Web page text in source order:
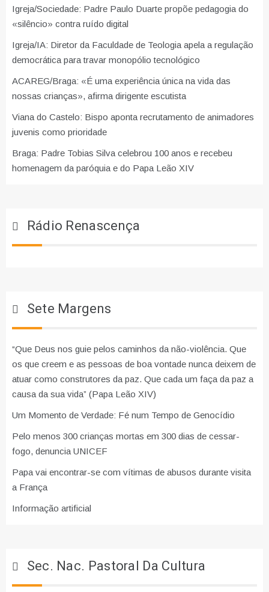
Igreja/Sociedade: Padre Paulo Duarte propõe pedagogia do
«silêncio» contra ruído digital
Igreja/IA: Diretor da Faculdade de Teologia apela a regulação
democrática para travar monopólio tecnológico
ACAREG/Braga: «É uma experiência única na vida das
nossas crianças», afirma dirigente escutista
Viana do Castelo: Bispo aponta recrutamento de animadores
juvenis como prioridade
Braga: Padre Tobias Silva celebrou 100 anos e recebeu
homenagem da paróquia e do Papa Leão XIV
Rádio Renascença
Sete Margens
“Que Deus nos guie pelos caminhos da não-violência. Que
os que creem e as pessoas de boa vontade nunca deixem de
atuar como construtores da paz. Que cada um faça da paz a
causa da sua vida” (Papa Leão XIV)
Um Momento de Verdade: Fé num Tempo de Genocídio
Pelo menos 300 crianças mortas em 300 dias de cessar-
fogo, denuncia UNICEF
Papa vai encontrar-se com vítimas de abusos durante visita
a França
Informação artificial
Sec. Nac. Pastoral Da Cultura